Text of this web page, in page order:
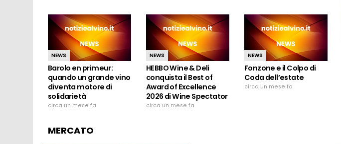
NEWS
Barolo en primeur:
quando un grande vino
diventa motore di
solidarietà
circa un mese fa
NEWS
HEBBO Wine & Deli
conquista il Best of
Award of Excellence
2026 di Wine Spectator
circa un mese fa
NEWS
Fonzone e il Colpo di
Coda dell’estate
circa un mese fa
MERCATO